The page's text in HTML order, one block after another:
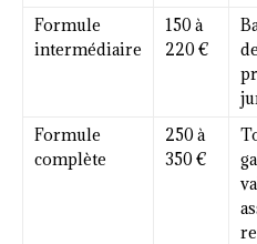
Formule
intermédiaire
150 à
220 €
Formule
complète
250 à
350 €